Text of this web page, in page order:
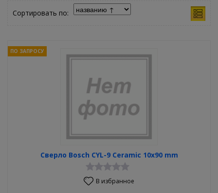
Сортировать по:
Сверло Bosch CYL-9 Ceramic 10х90 mm
ПО ЗАПРОСУ
В избранное